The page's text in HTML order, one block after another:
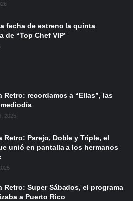
fecha de estreno la quinta
de “Top Chef VIP”
Retro: recordamos a “Ellas”, las
2025
Retro: Parejo, Doble y Triple, el
unió en pantalla a los hermanos
Retro: Super Sábados, el programa
a Puerto Rico